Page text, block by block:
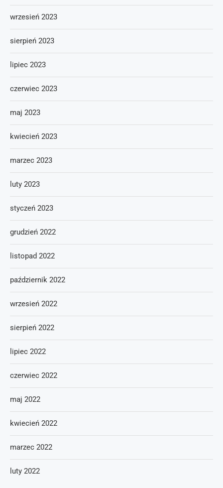
wrzesień 2023
sierpień 2023
lipiec 2023
czerwiec 2023
maj 2023
kwiecień 2023
marzec 2023
luty 2023
styczeń 2023
grudzień 2022
listopad 2022
październik 2022
wrzesień 2022
sierpień 2022
lipiec 2022
czerwiec 2022
maj 2022
kwiecień 2022
marzec 2022
luty 2022